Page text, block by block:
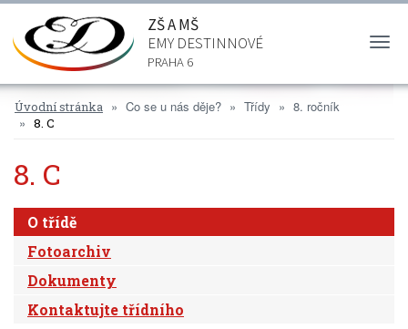
ZŠ A MŠ
EMY DESTINNOVÉ
PRAHA 6
Úvodní stránka Co se u nás děje? Třídy 8. ročník
8. C
8. C
O třídě
Fotoarchiv
Dokumenty
Kontaktujte třídního